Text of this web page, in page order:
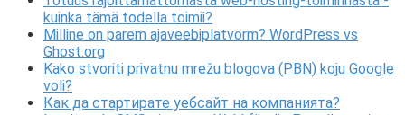
kuinka tämä todella toimii?
Milline on parem ajaveebiplatvorm? WordPress vs
Ghost.org
Kako stvoriti privatnu mrežu blogova (PBN) koju Google
voli?
Как да стартирате уебсайт на компанията?